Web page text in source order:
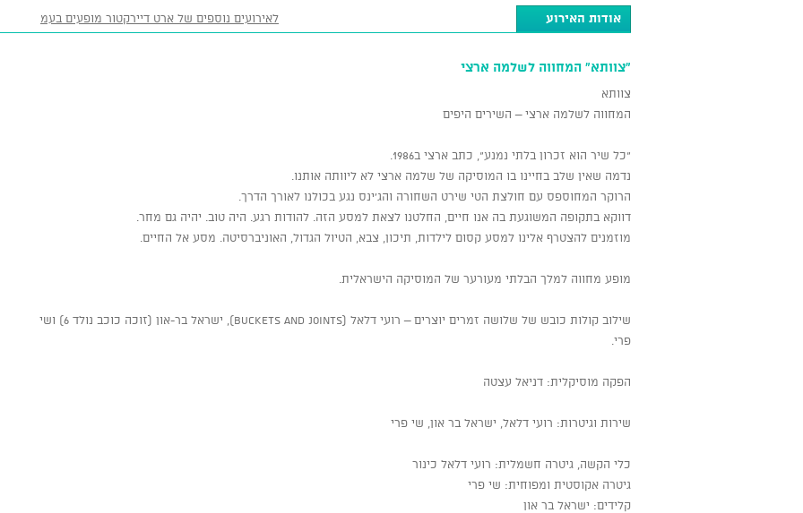
אודות האירוע לאירועים נוספים של ארט דיירקטור מופעים בעמ
"צוותא" המחווה לשלמה ארצי
צוותא
המחווה לשלמה ארצי – השירים היפים
"כל שיר הוא זכרון בלתי נמנע", כתב ארצי ב1986.
נדמה שאין שלב בחיינו בו המוסיקה של שלמה ארצי לא ליוותה אותנו.
הרוקר המחוספס עם חולצת הטי שירט השחורה והג'ינס נגע בכולנו לאורך הדרך.
דווקא בתקופה המשוגעת בה אנו חיים, החלטנו לצאת למסע הזה. להודות רגע. היה טוב. יהיה גם מחר.
מוזמנים להצטרף אלינו למסע קסום לילדות, תיכון, צבא, הטיול הגדול, האוניברסיטה. מסע אל החיים.
מופע מחווה למלך הבלתי מעורער של המוסיקה הישראלית.
שילוב קולות כובש של שלושה זמרים יוצרים – רועי דלאל (Buckets and Joints), ישראל בר-און (זוכה כוכב נולד 6) ושי
פרי.
הפקה מוסיקלית: דניאל עצטה
שירות וגיטרות: רועי דלאל, ישראל בר און, שי פרי
כלי הקשה, גיטרה חשמלית: רועי דלאל כינור
גיטרה אקוסטית ומפוחית: שי פרי
קלידים: ישראל בר און